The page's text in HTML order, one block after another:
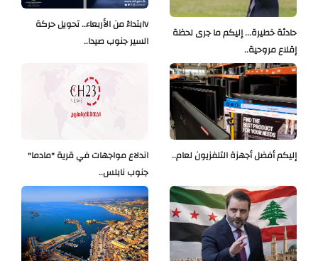
Vابتداءً من الأربعاء.. تحويل حركة
السير جنوب صيدا..
حادثة خطيرة... إليكم ما جرى لحظة
إقلاع مروحية..
اندلاع مواجهات في قرية "مادما"
جنوب نابلس..
إليكم أفضل أجهزة التلفزيون لعام..